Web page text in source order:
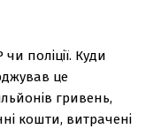
поліції. Куди
це
гривень,
кошти, витрачені